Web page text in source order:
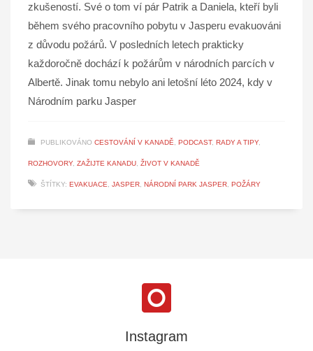
zkušeností. Své o tom ví pár Patrik a Daniela, kteří byli
během svého pracovního pobytu v Jasperu evakuováni
z důvodu požárů. V posledních letech prakticky
každoročně dochází k požárům v národních parcích v
Albertě. Jinak tomu nebylo ani letošní léto 2024, kdy v
Národním parku Jasper
PUBLIKOVÁNO CESTOVÁNÍ V KANADĚ, PODCAST, RADY A TIPY,
ROZHOVORY, ZAŽIJTE KANADU, ŽIVOT V KANADĚ
ŠTÍTKY: EVAKUACE, JASPER, NÁRODNÍ PARK JASPER, POŽÁRY
Instagram